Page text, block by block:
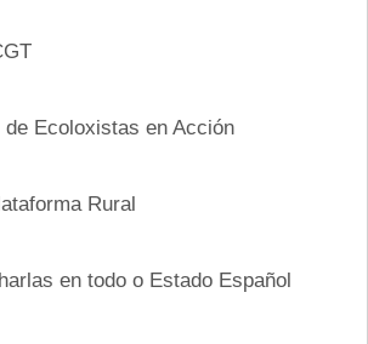
de Ecoloxistas en Acción
Rural
en todo o Estado Español